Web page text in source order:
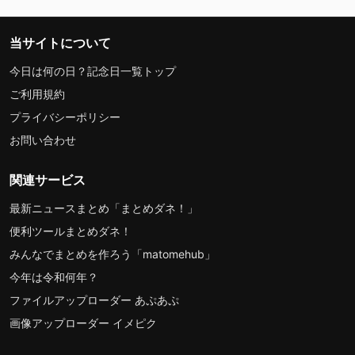
当サイトについて
今日は何の日？記念日一覧トップ
ご利用規約
プライバシーポリシー
お問い合わせ
関連サービス
最新ニュースまとめ「まとめダネ！」
便利ツールまとめダネ！
みんなでまとめを作ろう「matomehub」
今年は令和何年？
ファイルアップローダー あぷあぷ
画像アップローダー イメピク